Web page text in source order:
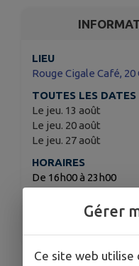
LIEU
Rouge Cigale Café,
TOUTES LES DATES
Le jeu. 13 août
Le jeu. 20 août
Le jeu. 27 août
HORAIRES
De 16h00 à 23h00
ROUGE CIGALEGérer
Ce site web utilise